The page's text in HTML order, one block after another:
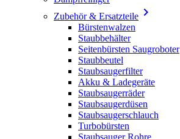
Zubehör & Ersatzteile 
Bürstenwalzen
Staubbehälter
Seitenbürsten Saugroboter
Staubbeutel
Staubsaugerfilter
Akku & Ladegeräte
Staubsaugerräder
Staubsaugerdüsen
Staubsaugerschlauch
Turbobürsten
Staubsauger Rohre